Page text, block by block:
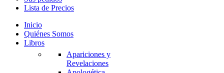
Lista de Precios
Inicio
Quiénes Somos
Libros
Apariciones y
Revelaciones